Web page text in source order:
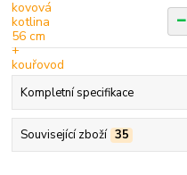
Kompletní specifikace
Související zboží 35